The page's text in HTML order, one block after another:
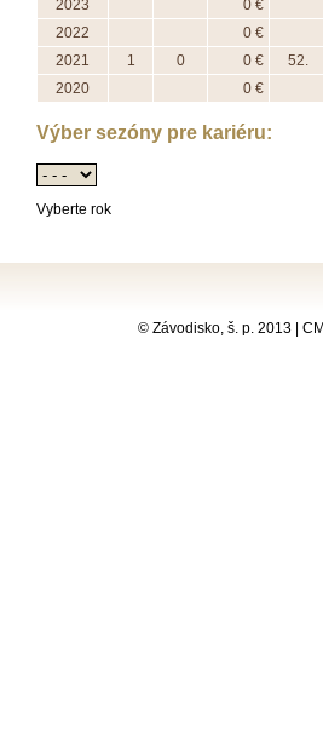
2023
0 €
2022
0 €
2021
1 0 0 €
52.
2020
0 €
Výber sezóny pre kariéru:
Vyberte rok
© Závodisko, š. p. 2013 |